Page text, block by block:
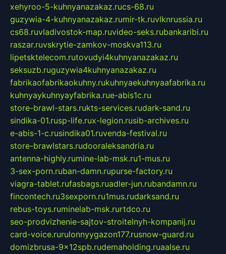
xehyroo-5-kuhnyanazakaz.rucs-68.ru
guzywia-4-kuhnyanazakaz.rumir-tk.ruvlknrussia.ru
cs68.ruvladivostok-map.ruvideo-seks.rubankaribi.ru
raszar.ruvskrytie-zamkov-moskva113.ru
lipetsktelecom.rutovudyi4kuhnyanazakaz.ru
seksuzb.ruguzywia4kuhnyanazakaz.ru
fabrikaofabrikaokuhny.rukuhnyaekuhnyaafabrika.ru
kuhnyaykuhnyayfabrika.rue-abis1c.ru
store-brawl-stars.rukts-services.rudark-sand.ru
sindika-01.rusp-life.rux-legion.rusib-archives.ru
e-abis-1-c.rusindika01.ruvenda-festival.ru
store-brawlstars.rudooraleksandria.ru
antenna-highly.rumine-lab-msk.ru1-mus.ru
3-sex-porn.ruban-damn.rupurse-factory.ru
viagra-tablet.rufasbags.ruadler-jun.rubandamn.ru
fincontech.ru3sexporn.ru1mus.rudarksand.ru
rebus-toys.ruminelab-msk.rurtdco.ru
seo-prodvizhenie-sajtov-stroitelnyh-kompanij.ru
card-voice.rurulonnyygazon177.rusnow-guard.ru
domizbrusa-9x12spb.rudemaholding.ruaalse.ru